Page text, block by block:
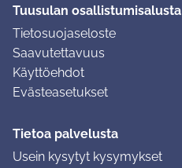
Tuusulan osallistumisalusta
Tietosuojaseloste
Saavutettavuus
Käyttöehdot
Evästeasetukset
Tietoa palvelusta
Usein kysytyt kysymykset